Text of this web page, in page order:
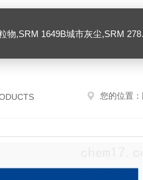
市灰尘,SRM 2786大气颗粒物,美国NIST标准品
您的位置：